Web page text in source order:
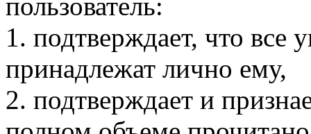
пользователь:
1. подтверждает, что все
принадлежат лично ему,
2. подтверждает и